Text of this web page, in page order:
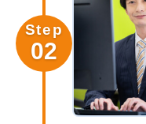
Step
02